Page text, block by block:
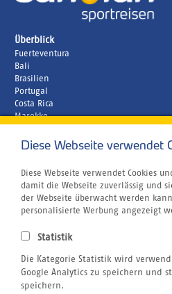
Überblick
Fuerteventura
Bali
Brasilien
Portugal
Costa Rica
Marokko
Rund um´s Buchen
Bildnachweis
Gutschein
Jobs
Atmosfair CO2 Kompensation
Centrum für Reisemedizin
Kitesurfen
Cluburlaub
Tauchen
Diese Webseite verwendet
Diese Webseite verwendet Cookies
damit die Webseite zuverlässig und
der Webseite überwacht werden
personalisierte Werbung angezeigt
Statistik
Die Kategorie Statistik wird
Google Analytics zu speichern und
speichern.